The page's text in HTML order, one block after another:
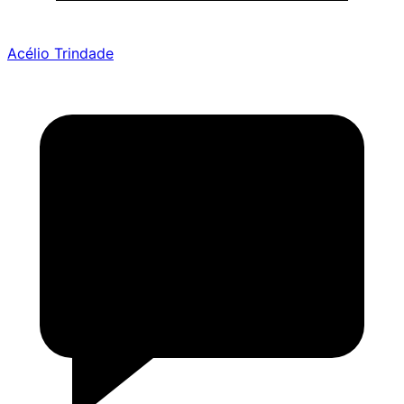
Acélio Trindade